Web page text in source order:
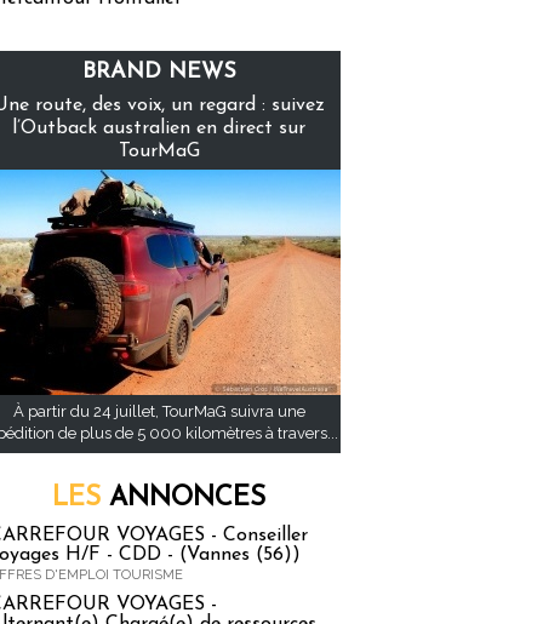
BRAND NEWS
route, des voix, un regard : suivez
l’Outback australien en direct sur
TourMaG
À partir du 24 juillet, TourMaG suivra une
de plus de 5 000 kilomètres à travers...
LES ANNONCES
VOYAGES - Conseiller
H/F - CDD - (Vannes (56))
D'EMPLOI TOURISME
VOYAGES -